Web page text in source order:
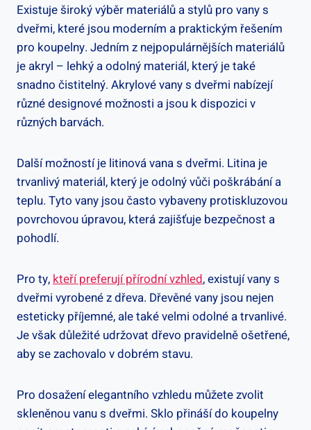
Existuje široký výběr materiálů a stylů pro vany s
dveřmi, které jsou moderním a praktickým řešením
pro koupelny. Jedním z nejpopulárnějších materiálů
je akryl – lehký a odolný materiál, který je také
snadno čistitelný. Akrylové vany s dveřmi nabízejí
různé designové možnosti a jsou k dispozici v
různých barvách.
Další možností je litinová vana s dveřmi. Litina je
trvanlivý materiál, který je odolný vůči poškrábání a
teplu. Tyto vany jsou často vybaveny protiskluzovou
povrchovou úpravou, která zajišťuje bezpečnost a
pohodlí.
Pro ty, kteří preferují přírodní vzhled, existují vany s
dveřmi vyrobené z dřeva. Dřevěné vany jsou nejen
esteticky příjemné, ale také velmi odolné a trvanlivé.
Je však důležité udržovat dřevo pravidelně ošetřené,
aby se zachovalo v dobrém stavu.
Pro dosažení elegantního vzhledu můžete zvolit
skleněnou vanu s dveřmi. Sklo přináší do koupelny